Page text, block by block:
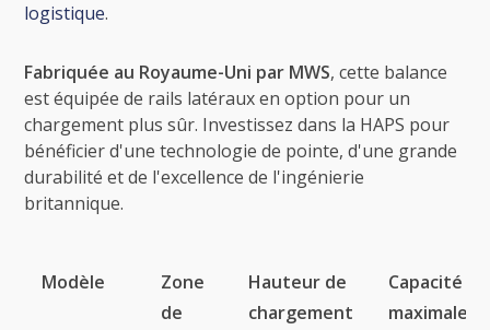
logistique.
Fabriquée au Royaume-Uni par MWS, cette balance
est équipée de rails latéraux en option pour un
chargement plus sûr. Investissez dans la HAPS pour
bénéficier d'une technologie de pointe, d'une grande
durabilité et de l'excellence de l'ingénierie
britannique.
Modèle
Zone
de
Hauteur de
chargement
Capacité
maximale